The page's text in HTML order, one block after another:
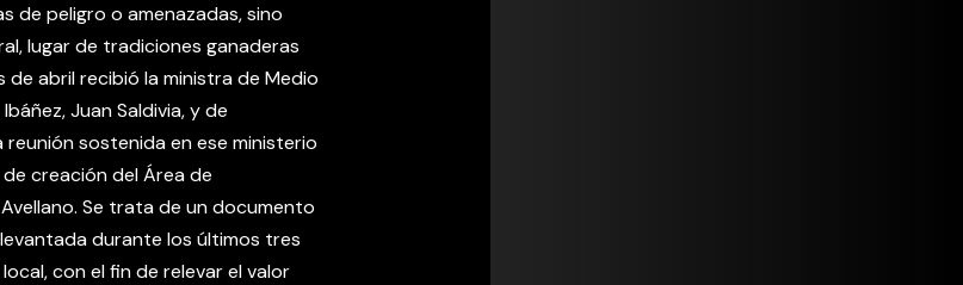
de peligro o amenazadas, sino
lugar de tradiciones ganaderas
abril recibió la ministra de Medio
Juan Saldivia, y de
sostenida en ese ministerio
creación del Área de
Se trata de un documento
durante los últimos tres
con el fin de relevar el valor